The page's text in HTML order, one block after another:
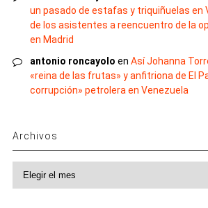
un pasado de estafas y triquiñuelas en
de los asistentes a reencuentro de la
en Madrid
antonio roncayolo en Así Johanna
«reina de las frutas» y anfitriona de El
corrupción» petrolera en Venezuela
Archivos